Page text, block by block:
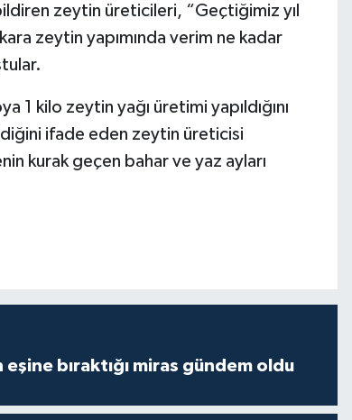
zeytin üreticileri, “Geçtiğimiz yıl
zeytin yapımında verim ne kadar
1 kilo zeytin yağı üretimi yapıldığını
ifade eden zeytin üreticisi
kurak geçen bahar ve yaz ayları
eşine bıraktığı miras gündem oldu